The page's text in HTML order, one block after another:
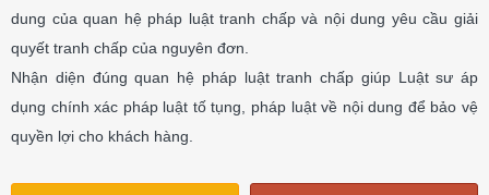
dung của quan hệ pháp luật tranh chấp và nội dung yêu cầu giải
quyết tranh chấp của nguyên đơn.
Nhận diện đúng quan hệ pháp luật tranh chấp giúp Luật sư áp
dụng chính xác pháp luật tố tụng, pháp luật về nội dung để bảo vệ
quyền lợi cho khách hàng.